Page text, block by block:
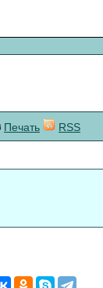
Печать RSS